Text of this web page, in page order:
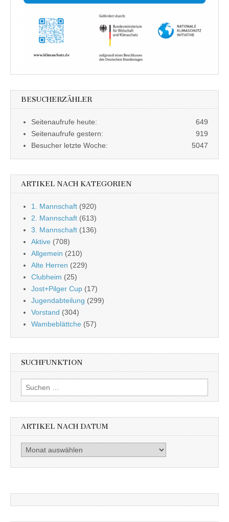
BESUCHERZÄHLER
649
Seitenaufrufe heute:
919
Seitenaufrufe gestern:
5047
Besucher letzte Woche:
ARTIKEL NACH KATEGORIEN
1. Mannschaft (920)
2. Mannschaft (613)
3. Mannschaft (136)
Aktive (708)
Allgemein (210)
Alte Herren (229)
Clubheim (25)
Jost+Pilger Cup (17)
Jugendabteilung (299)
Vorstand (304)
Wambeblättche (57)
SUCHFUNKTION
Suchen
nach:
ARTIKEL NACH DATUM
Artikel
nach